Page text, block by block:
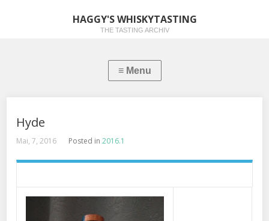
HAGGY'S WHISKYTASTING
THE TASTING ARCHIV
Hyde
Mai, 7, 2016 Posted in2016.1